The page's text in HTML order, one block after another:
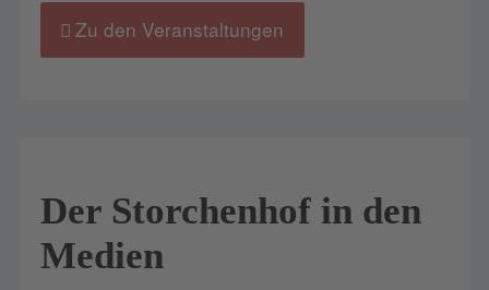
Zu den Veranstaltungen
Der Storchenhof in den
Medien